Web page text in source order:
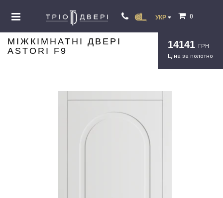
УКР 0
МІЖКІМНАТНІ ДВЕРІ
ASTORI F9
14141 ГРН
Ціна за полотно